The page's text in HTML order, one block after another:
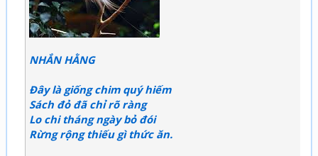
NHẮN HẰNG
Đây là giống chim quý hiếm
Sách đỏ đã chỉ rõ ràng
Lo chi tháng ngày bỏ đói
Rừng rộng thiếu gì thức ăn.